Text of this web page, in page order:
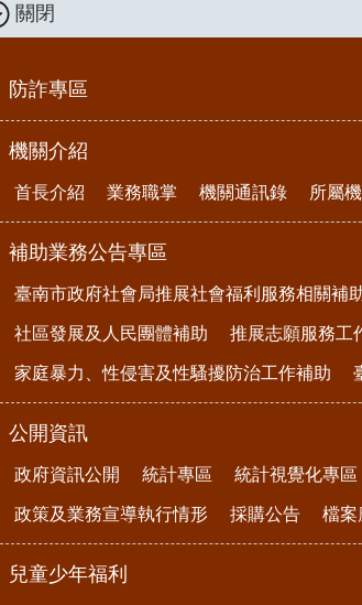
關閉
防詐專區
機關介紹
首長介紹 業務職掌 機關通訊錄 所屬
補助業務公告專區
臺南市政府社會局推展社會福利服務相關補
社區發展及人民團體補助 推展志願服務工
家庭暴力、性侵害及性騷擾防治工作補助
公開資訊
政府資訊公開 統計專區 統計視覺化專區
政策及業務宣導執行情形 採購公告 檔案
兒童少年福利